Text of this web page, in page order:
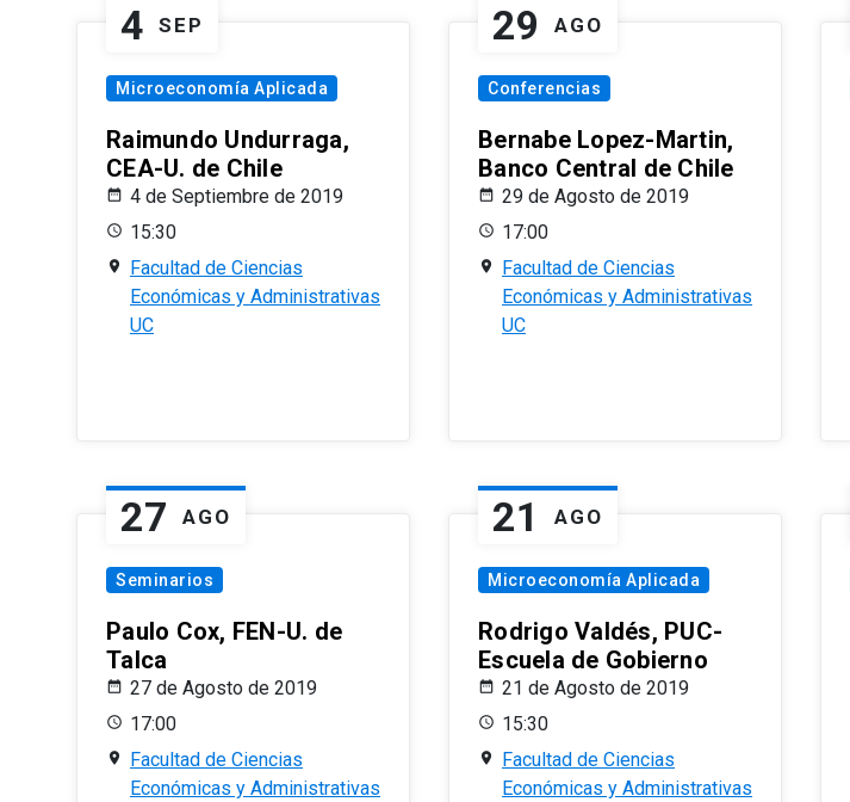
4 SEP
Microeconomía Aplicada
Raimundo Undurraga,
CEA-U. de Chile
4 de Septiembre de 2019
15:30
Facultad de Ciencias
Económicas y Administrativas
UC
29 AGO
Conferencias
Bernabe Lopez-Martin,
Banco Central de Chile
29 de Agosto de 2019
17:00
Facultad de Ciencias
Económicas y Administrativas
UC
27 AGO
Seminarios
Paulo Cox, FEN-U. de
Talca
27 de Agosto de 2019
17:00
Facultad de Ciencias
Económicas y Administrativas
21 AGO
Microeconomía Aplicada
Rodrigo Valdés, PUC-
Escuela de Gobierno
21 de Agosto de 2019
15:30
Facultad de Ciencias
Económicas y Administrativas